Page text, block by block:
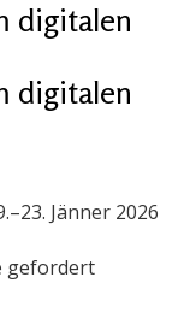
digitalen
digitalen
Jänner 2026
gefordert